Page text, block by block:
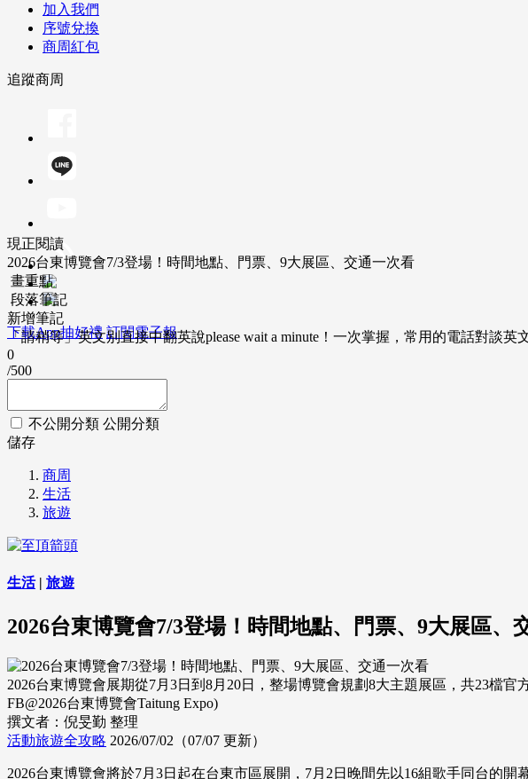
加入我們
序號兌換
商周紅包
追蹤商周
下載App抽好禮 訂閱電子報
現正閱讀
2026台東博覽會7/3登場！時間地點、門票、9大展區、交通一次看
畫重點
段落筆記
新增筆記
「請稍等」英文別直接中翻英說please wait a minute！一次掌握，常用的電話對談英
0
/500
不公開分類 公開分類
儲存
商周
生活
旅遊
生活| 旅遊
2026台東博覽會7/3登場！時間地點、門票、9大展區、
2026台東博覽會展期從7月3日到8月20日，整場博覽會規劃8大主題展區，共23檔
FB@2026台東博覽會Taitung Expo)
撰文者：倪旻勤 整理
活動旅遊全攻略 2026/07/02（07/07 更新）
2026台東博覽會將於7月3日起在台東市區展開，7月2日晚間先以16組歌手同台的